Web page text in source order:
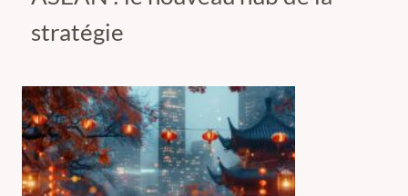
stratégie